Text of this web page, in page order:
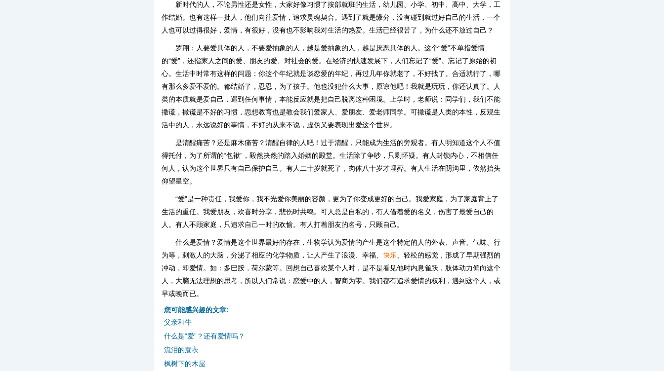
新时代的人，不论男性还是女性，大家好像习惯了按部就班的生活，幼儿园、小学、初中、高中、大学，工
作结婚。也有这样一批人，他们向往爱情，追求灵魂契合。遇到了就是缘分，没有碰到就过好自己的生活，一个
人也可以过得很好，爱情，有很好，没有也不影响我对生活的热爱。生活已经很苦了，为什么还不放过自己？
罗翔：人要爱具体的人，不要爱抽象的人，越是爱抽象的人，越是厌恶具体的人。这个“爱”不单指爱情
的“爱”，还指家人之间的爱、朋友的爱、对社会的爱。在经济的快速发展下，人们忘记了“爱”。忘记了原始的初
心。生活中时常有这样的问题：你这个年纪就是谈恋爱的年纪，再过几年你就老了，不好找了。合适就行了，哪
有那么多爱不爱的。都结婚了，忍忍，为了孩子。他也没犯什么大事，原谅他吧！我就是玩玩，你还认真了。人
类的本质就是爱自己，遇到任何事情，本能反应就是把自己脱离这种困境。上学时，老师说：同学们，我们不能
撒谎，撒谎是不好的习惯，思想教育也是教会我们爱家人、爱朋友、爱老师同学。可撒谎是人类的本性，反观生
活中的人，永远说好的事情，不好的从来不说，虚伪又要表现出爱这个世界。
是清醒痛苦？还是麻木痛苦？清醒自律的人吧！过于清醒，只能成为生活的旁观者。有人明知道这个人不值
得托付，为了所谓的“包袱”，毅然决然的踏入婚姻的殿堂。生活除了争吵，只剩怀疑。有人封锁内心，不相信任
何人，认为这个世界只有自己保护自己。有人二十岁就死了，肉体八十岁才埋葬。有人生活在阴沟里，依然抬头
仰望星空。
“爱”是一种责任，我爱你，我不光爱你美丽的容颜，更为了你变成更好的自己。我爱家庭，为了家庭背上了
生活的重任。我爱朋友，欢喜时分享，悲伤时共鸣。可人总是自私的，有人借着爱的名义，伤害了最爱自己的
人。有人不顾家庭，只追求自己一时的欢愉。有人打着朋友的名号，只顾自己。
什么是爱情？爱情是这个世界最好的存在，生物学认为爱情的产生是这个特定的人的外表、声音、气味、行
为等，刺激人的大脑，分泌了相应的化学物质，让人产生了浪漫、幸福、快乐 、轻松的感觉，形成了早期强烈的
冲动，即爱情。如：多巴胺，荷尔蒙等。回想自己喜欢某个人时，是不是看见他时内息雀跃，肢体动力偏向这个
人，大脑无法理想的思考，所以人们常说：恋爱中的人，智商为零。我们都有追求爱情的权利，遇到这个人，或
早或晚而已。
您可能感兴趣的文章:
父亲和牛
什么是“爱”？还有爱情吗？
流泪的蓑衣
枫树下的木屋